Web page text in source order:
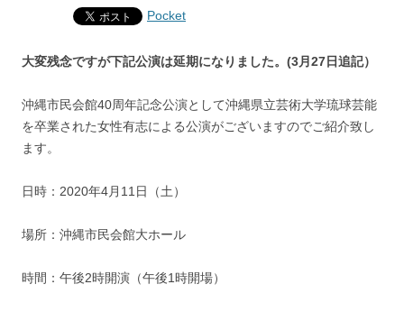
Pocket
大変残念ですが下記公演は延期になりました。(3月27日追記）
沖縄市民会館40周年記念公演として沖縄県立芸術大学琉球芸能
を卒業された女性有志による公演がございますのでご紹介致し
ます。
日時：2020年4月11日（土）
場所：沖縄市民会館大ホール
時間：午後2時開演（午後1時開場）